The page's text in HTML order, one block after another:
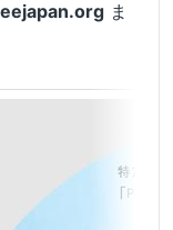
ま